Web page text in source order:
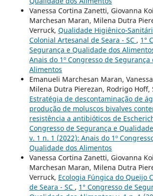
Vanessa Cortina Zanetti, Giovanna
Marchesan Maran, Milena Dutra
Verruck, Qualidade Higiênico-
Colonial Artesanal de Seara - SC , 1°
Segurança e Qualidade dos
Anais do 1º Congresso de
Alimentos
Emanueli Marchesan Maran,
Milena Dutra Pierezan, Rodrigo Hoff,
Estratégia de descontaminação de
produção de moluscos bivalves
resistência a antibióticos de
Congresso de Segurança e
v. 1 n. 1 (2022): Anais do 1º
Qualidade dos Alimentos
Vanessa Cortina Zanetti, Giovanna
Marchesan Maran, Milena Dutra
Verruck, Ecologia Fúngica do Queijo
de Seara - SC , 1° Congresso de